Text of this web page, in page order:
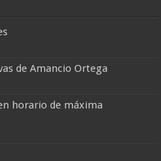
de Amancio Ortega
horario de máxima